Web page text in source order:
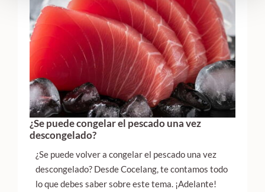
¿Se puede congelar el pescado una vez
descongelado?
¿Se puede volver a congelar el pescado una vez
descongelado? Desde Cocelang, te contamos todo
lo que debes saber sobre este tema. ¡Adelante!